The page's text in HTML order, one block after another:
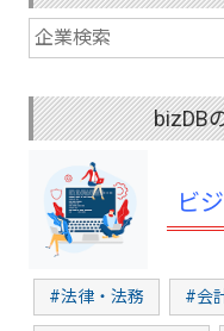
bizDB
ビ
#法律・法務 #会